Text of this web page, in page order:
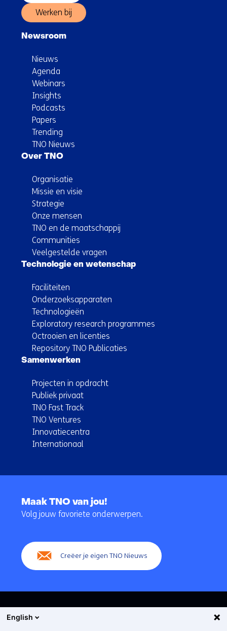
Werken bij
Newsroom
Nieuws
Agenda
Webinars
Insights
Podcasts
Papers
Trending
TNO Nieuws
Over TNO
Organisatie
Missie en visie
Strategie
Onze mensen
TNO en de maatschappij
Communities
Veelgestelde vragen
Technologie en wetenschap
Faciliteiten
Onderzoeksapparaten
Technologieën
Exploratory research programmes
Octrooien en licenties
Repository TNO Publicaties
Samenwerken
Projecten in opdracht
Publiek privaat
TNO Fast Track
TNO Ventures
Innovatiecentra
Internationaal
navigatie
Maak TNO van jou!
Volg jouw favoriete onderwerpen.
Creëer je eigen TNO Nieuws
English